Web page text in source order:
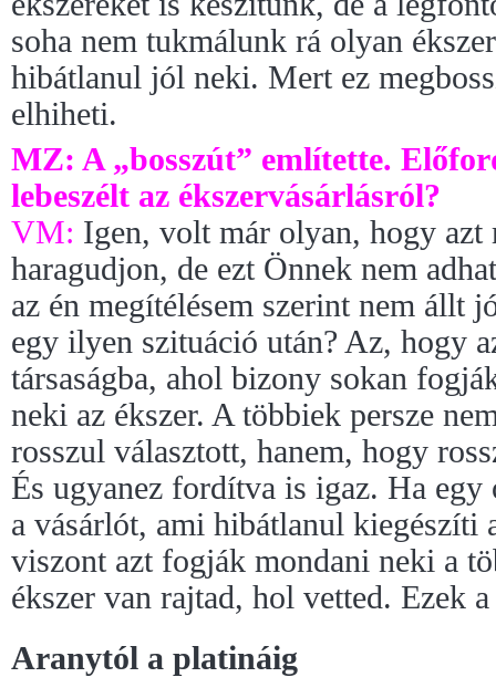
soha nem tukmálunk rá olyan
hibátlanul jól neki. Mert ez
elhiheti.
MZ: A „bosszút” említette.
lebeszélt az ékszervásárlásról?
VM: Igen, volt már olyan, hogy azt
haragudjon, de ezt Önnek nem
az én megítélésem szerint nem állt
egy ilyen szituáció után? Az, hogy
társaságba, ahol bizony sokan
neki az ékszer. A többiek persze
rosszul választott, hanem, hogy
És ugyanez fordítva is igaz. Ha
a vásárlót, ami hibátlanul kiegészíti
viszont azt fogják mondani neki a
ékszer van rajtad, hol vetted. Ezek
Aranytól a platináig